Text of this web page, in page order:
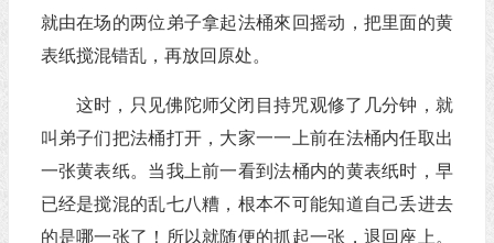
就由在场的两位弟子拿起法桶來回摇动，把里面的黄
表纸搅混错乱，再放回原处。
这时，只见佛陀师父闭目持咒观修了几分钟，就
叫弟子们把法桶打开，大家一一上前在法桶内任取出
一张黄表纸。当我上前一看到法桶内的黄表纸时，早
已经是搅混的乱七八糟，根本不可能知道自己丢进去
的是哪一张了！所以就随便的抓起一张，退回座上。